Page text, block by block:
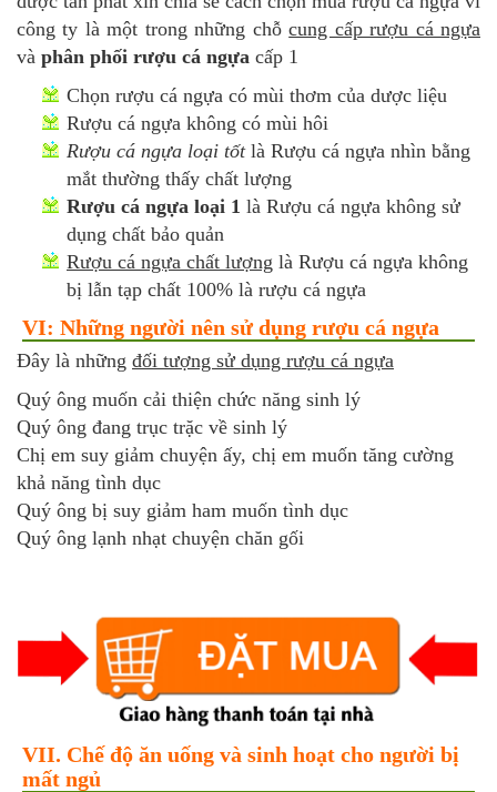
công ty là một trong những chỗcung cấp rượu cá ngựa
và phân phối rượu cá ngựa cấp 1
Chọn rượu cá ngựa có mùi thơm của dược liệu
Rượu cá ngựa không có mùi hôi
Rượu cá ngựa loại tốtlà Rượu cá ngựa nhìn bằng
mắt thường thấy chất lượng
Rượu cá ngựa loại 1 là Rượu cá ngựa không sử
dụng chất bảo quản
Rượu cá ngựa chất lượng là Rượu cá ngựa không
bị lẫn tạp chất 100% là rượu cá ngựa
VI: Những người nên sử dụng rượu cá ngựa
Đây là những đối tượng sử dụng rượu cá ngựa
Quý ông muốn cải thiện chức năng sinh lý
Quý ông đang trục trặc về sinh lý
Chị em suy giảm chuyện ấy, chị em muốn tăng cường
khả năng tình dục
Quý ông bị suy giảm ham muốn tình dục
Quý ông lạnh nhạt chuyện chăn gối
VII. Chế độ ăn uống và sinh hoạt cho người bị
mất ngủ